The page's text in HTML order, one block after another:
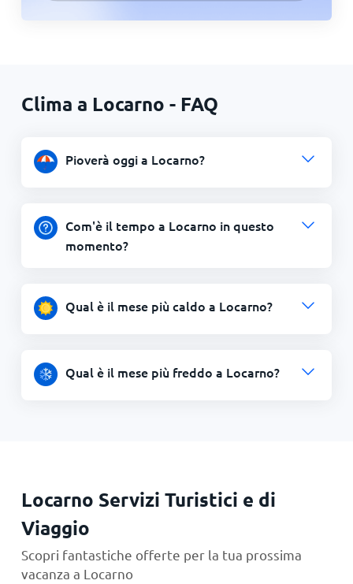
Clima a Locarno - FAQ
Pioverà oggi a Locarno?
Com'è il tempo a Locarno in questo
momento?
Qual è il mese più caldo a Locarno?
Qual è il mese più freddo a Locarno?
Locarno Servizi Turistici e di
Viaggio
Scopri fantastiche offerte per la tua prossima
vacanza a Locarno